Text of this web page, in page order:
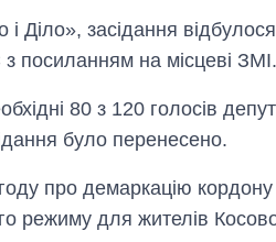
Діло», засідання відбулося
посиланням на місцеві ЗМІ.
80 з 120 голосів
було перенесено.
про демаркацію
режиму для жителів